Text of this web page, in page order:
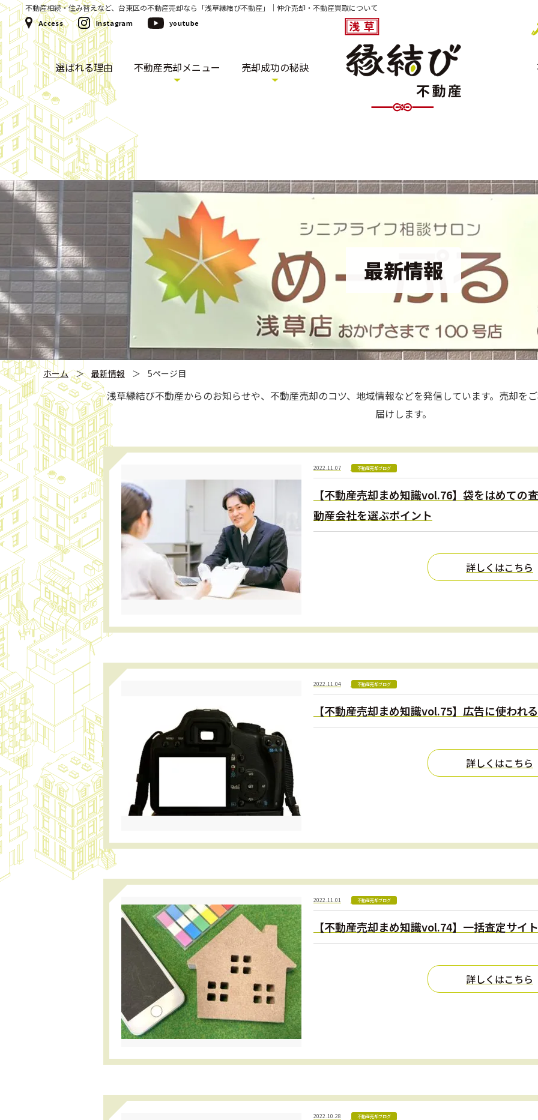
不動産相続・住み替えなど、台東区の不動産売却なら「浅草縁結び不動産」｜仲介売却・不動産買取について
Access Instagram youtube
選ばれる理由 不動産売却メニュー 売却成功の秘訣
最新情報
ホーム ＞ 最新情報 ＞ 5ページ目
浅草縁結び不動産からのお知らせや、不動産売却のコツ、地域情報などを発信しています。売却を
届けします。
2022.11.07 不動産売却ブログ
【不動産売却まめ知識vol.76】袋をはめての
動産会社を選ぶポイント
詳しくはこちら
2022.11.04 不動産売却ブログ
【不動産売却まめ知識vol.75】広告に使われ
詳しくはこちら
2022.11.01 不動産売却ブログ
【不動産売却まめ知識vol.74】一括査定サイ
詳しくはこちら
2022.10.28 不動産売却ブログ